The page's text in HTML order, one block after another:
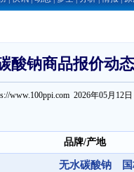
酸钠商品报价动态
www.100ppi.com 2026年05月12日
品牌/产地
无水碳酸钠 国